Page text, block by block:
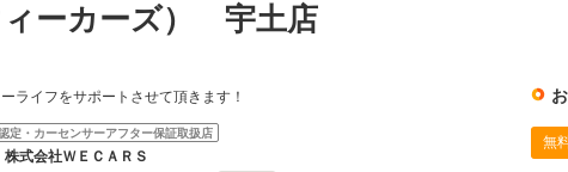
ィーカーズ） 宇土店
ライフをサポートさせて頂きます！
定・カーセンサーアフター保証取扱店
株式会社ＷＥＣＡＲＳ
無